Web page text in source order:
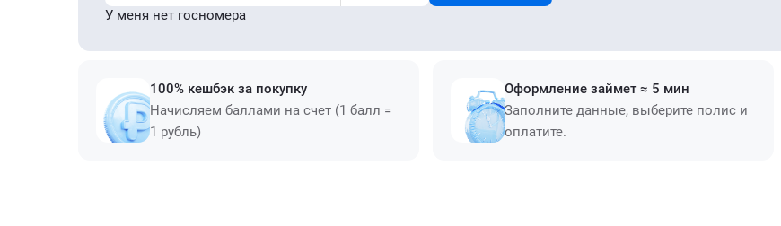
У меня нет госномера
100% кешбэк за покупку
Начисляем баллами на счет (1 балл =
1 рубль)
Оформление займет ≈ 5 мин
Заполните данные, выберите полис и
оплатите.